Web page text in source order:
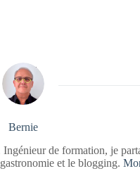
Bernie
de formation, je
et le blogging.